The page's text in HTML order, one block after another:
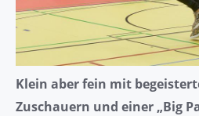
Klein aber fein mit
Zuschauern und einer „Big